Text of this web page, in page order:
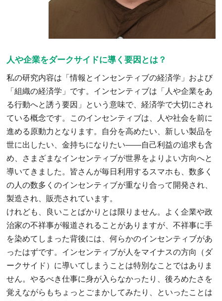
人や企業をダークサイドに導く要因とは？
私の研究内容は「情報とインセンティブの経済学」および
「組織の経済学」です。インセンティブは「人や企業をあ
る行動へと誘う要因」という意味で、経済学で大切にされ
ている概念です。このインセンティブは、人や社会を前に
進める原動力となります。自分を高めたい、新しい製品を
世に出したい、金持ちになりたい――自己利益の追求も含
め、さまざまなインセンティブが世界をよりよい方向へと
導いてきました。皆さんが毎日利用するスマホも、数多く
の人の数多くのインセンティブが重なり合って開発され、
製造され、販売されています。
けれども、良いことばかりとは限りません。よく企業や政
治家の不祥事が報道されることがありますが、不祥事に手
を染めてしまった背後には、何らかのインセンティブがあ
ったはずです。インセンティブが人をマイナスの方向（ダ
ークサイド）に導いてしまうことは特別なことではありま
せん。やるべき仕事に身が入らなかったり、後ろめたさを
覚えながらもちょっとごまかしてみたり、といったことは